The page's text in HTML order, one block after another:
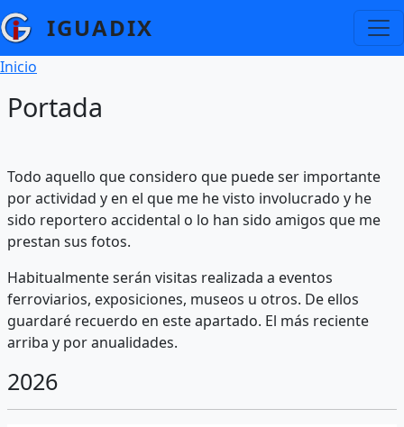
Pasar al contenido principal
IGUADIX
Ruta de navegación
Inicio
Portada
Todo aquello que considero que puede ser importante
por actividad y en el que me he visto involucrado y he
sido reportero accidental o lo han sido amigos que me
prestan sus fotos.
Habitualmente serán visitas realizada a eventos
ferroviarios, exposiciones, museos u otros. De ellos
guardaré recuerdo en este apartado. El más reciente
arriba y por anualidades.
2026